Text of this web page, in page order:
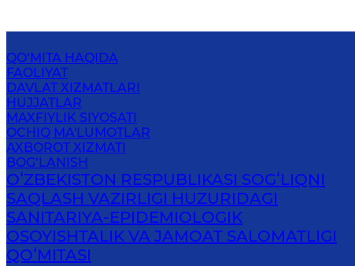
QO‘MITA HAQIDA
FAOLIYAT
DAVLAT XIZMATLARI
HUJJATLAR
MAXFIYLIK SIYOSATI
OCHIQ MA'LUMOTLAR
AXBOROT XIZMATI
BOG‘LANISH
OʻZBEKISTON RESPUBLIKASI SOGʻLIQNI
SAQLASH VAZIRLIGI HUZURIDAGI
SANITARIYA-EPIDEMIOLOGIK
OSOYISHTALIK VA JAMOAT SALOMATLIGI
QOʻMITASI